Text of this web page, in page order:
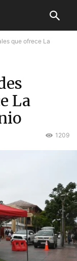
que ofrece La
La
1209